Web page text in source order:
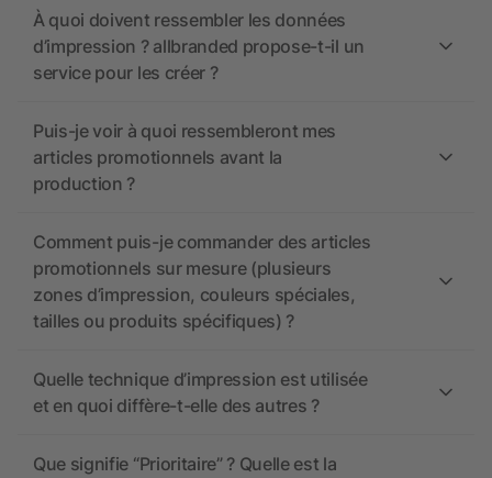
À quoi doivent ressembler les données
d’impression ? allbranded propose-t-il un
service pour les créer ?
Puis-je voir à quoi ressembleront mes
articles promotionnels avant la
production ?
Comment puis-je commander des articles
promotionnels sur mesure (plusieurs
zones d’impression, couleurs spéciales,
tailles ou produits spécifiques) ?
Quelle technique d’impression est utilisée
et en quoi diffère-t-elle des autres ?
Que signifie “Prioritaire” ? Quelle est la